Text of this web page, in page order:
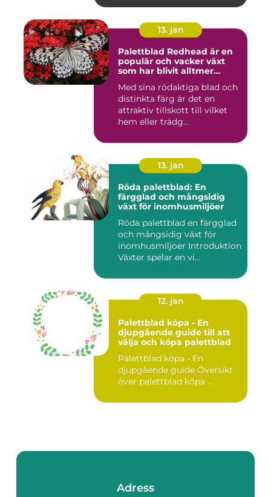
13. jan
Palettblad Redhead är en
populär och vacker växt
som har blivit alltmer
trädgårdsentusiaster
Med sina rödaktiga blad och
distinkta färg är det en
attraktiv tillskott till vilket
hem eller trädg...
13. jan
Röda palettblad: En
färgglad och mångsidig
växt för inomhusmiljöer
Röda palettblad en färgglad
och mångsidig växt för
inomhusmiljöer Introduktion
Växter spelar en vi...
12. jan
Palettblad köpa - En
djupgående guide till att
välja och köpa palettblad
Palettblad köpa - En
djupgående guide Översikt
över palettblad köpa ...
Adress